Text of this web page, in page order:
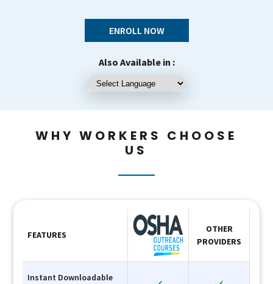
ENROLL NOW
Also Available in :
WHY WORKERS CHOOSE
US
FEATURES
OTHER
PROVIDERS
Instant Downloadable